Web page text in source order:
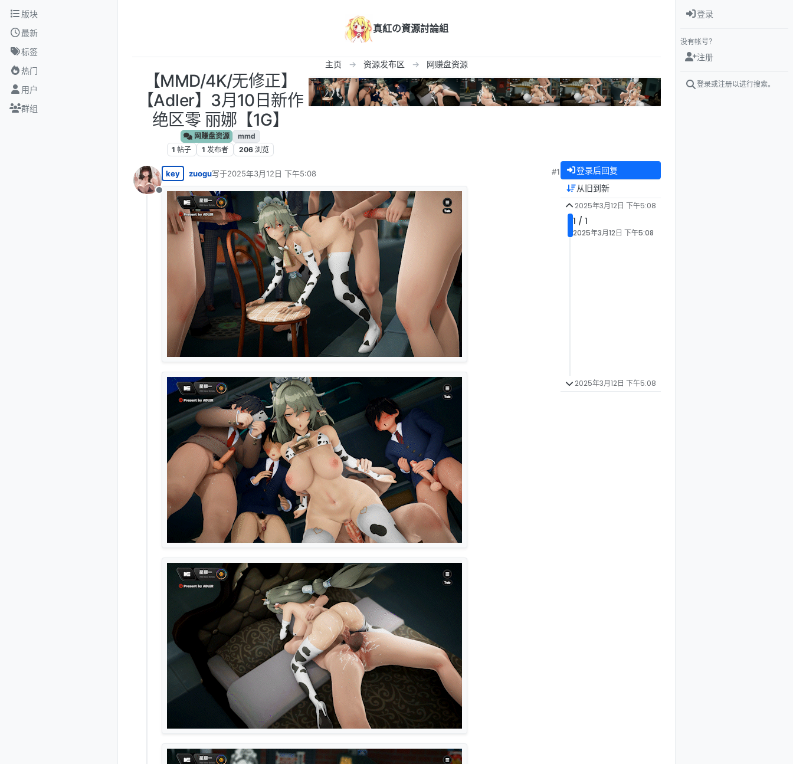
跳转至内容
版块
最新
标签
热门
用户
群组
真紅の資源討論組
主页 资源发布区 网赚盘资源
【MMD/4K/无修正】
【Adler】3月10日新作
绝区零 丽娜【1G】
网赚盘资源
mmd
1 帖子 1 发布者 206 浏览
离线
key zuogu写于2025年3月12日 下午5:08
最后由 编辑
#1 登录后回复
从旧到新
2025年3月12日 下午5:08
1 / 1
2025年3月12日 下午5:08
2025年3月12日 下午5:08
登录
没有帐号？
注册
登录或注册以进行搜索。